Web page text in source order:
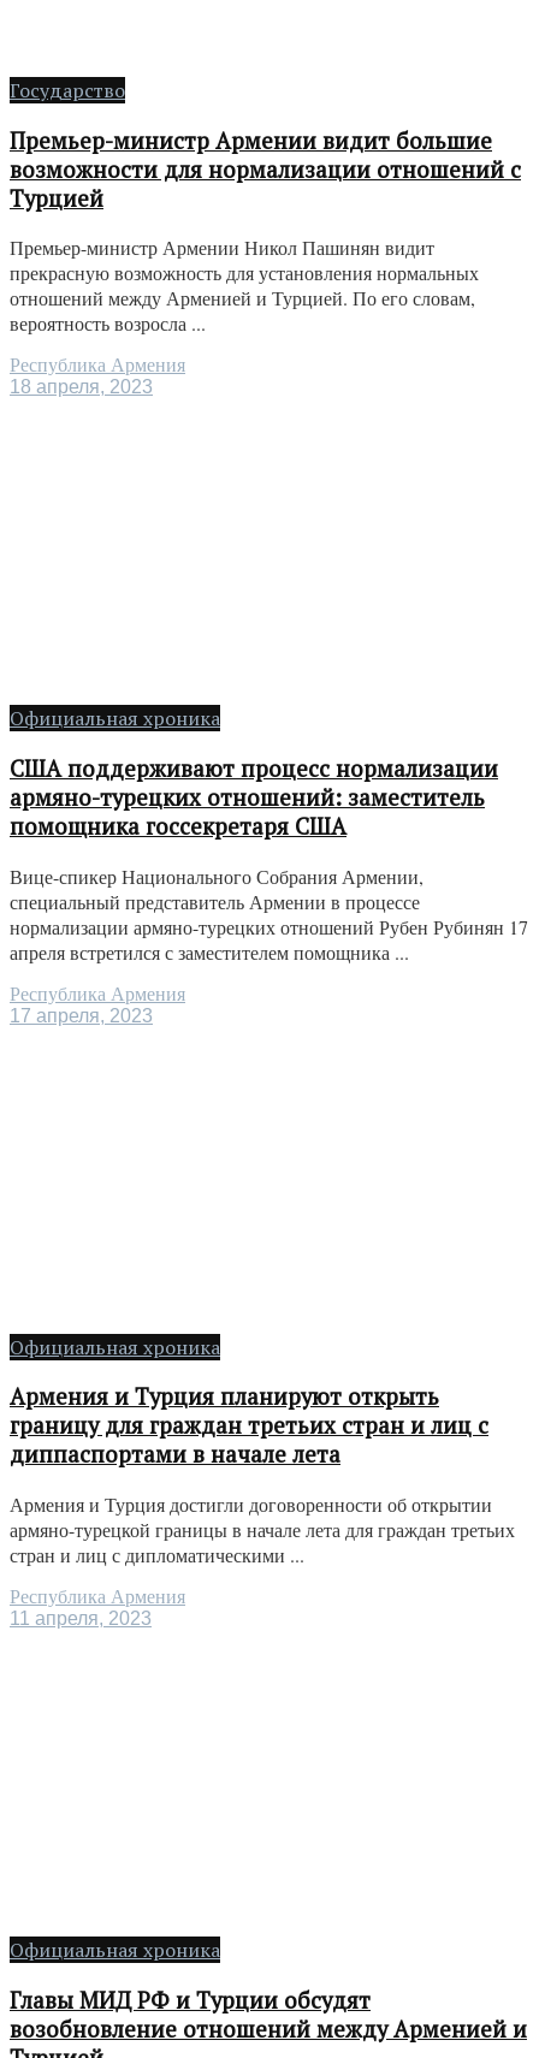
Государство
Премьер-министр Армении видит большие
возможности для нормализации отношений с
Турцией
Премьер-министр Армении Никол Пашинян видит
прекрасную возможность для установления нормальных
отношений между Арменией и Турцией. По его словам,
вероятность возросла ...
Республика Армения
18 апреля, 2023
Официальная хроника
США поддерживают процесс нормализации
армяно-турецких отношений: заместитель
помощника госсекретаря США
Вице-спикер Национального Собрания Армении,
специальный представитель Армении в процессе
нормализации армяно-турецких отношений Рубен Рубинян 17
апреля встретился с заместителем помощника ...
Республика Армения
17 апреля, 2023
Официальная хроника
Армения и Турция планируют открыть
границу для граждан третьих стран и лиц с
диппаспортами в начале лета
Армения и Турция достигли договоренности об открытии
армяно-турецкой границы в начале лета для граждан третьих
стран и лиц с дипломатическими ...
Республика Армения
11 апреля, 2023
Официальная хроника
Главы МИД РФ и Турции обсудят
возобновление отношений между Арменией и